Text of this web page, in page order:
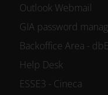
Outlook Webmail
GIA password
Backoffice Area -
Help Desk
ESSE3 - Cineca